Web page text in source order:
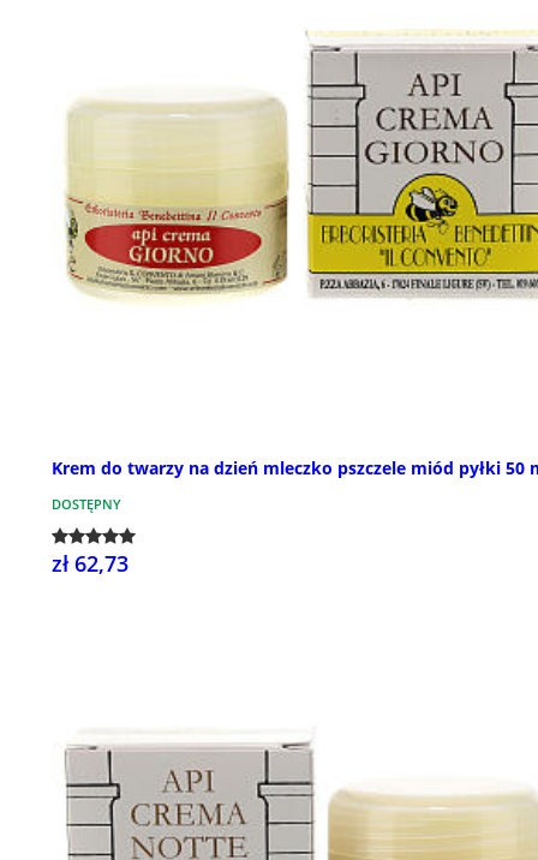
Krem do twarzy na dzień mleczko pszczele miód pyłki 50
DOSTĘPNY
zł 62,73